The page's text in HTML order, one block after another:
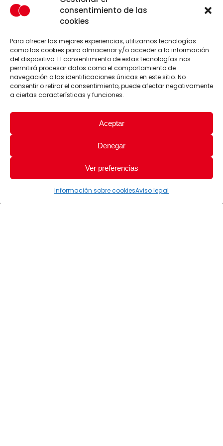
consentimiento de las
cookies
Para ofrecer las mejores experiencias, utilizamos tecnologías
como las cookies para almacenar y/o acceder a la información
del dispositivo. El consentimiento de estas tecnologías nos
permitirá procesar datos como el comportamiento de
navegación o las identificaciones únicas en este sitio. No
consentir o retirar el consentimiento, puede afectar negativamente
a ciertas características y funciones.
Aceptar
Denegar
Ver preferencias
Información sobre cookiesAviso legal